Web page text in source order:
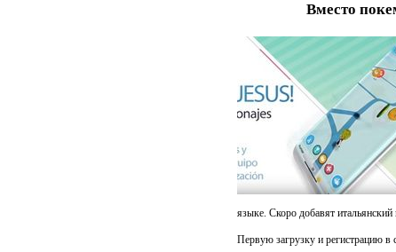
Вместо
языке. Скоро добавят итальянский
Первую загрузку и регистрацию в